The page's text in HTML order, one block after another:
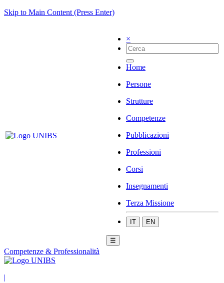
Skip to Main Content (Press Enter)
×
Home
Persone
Strutture
Competenze
Pubblicazioni
Professioni
Corsi
Insegnamenti
Terza Missione
IT EN
☰
Competenze & Professionalità
|